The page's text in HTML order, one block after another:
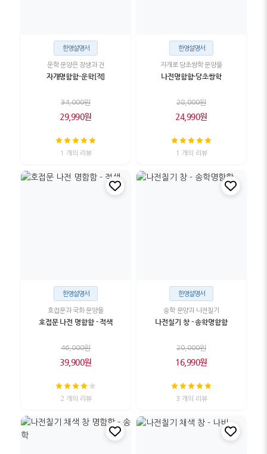
한영설명서
운학 문양은 장생과 건
자개명함함-운학[적]
34,000원
29,990원
1 개의 리뷰
한영설명서
자개로 당초쌍학 문양을
나전명함함-당초쌍학
28,000원
24,990원
1 개의 리뷰
한영설명서
호접문과 국화 문양을
호접문 나전 명함함 - 적색
46,000원
39,900원
2 개의 리뷰
한영설명서
송학 문양과 나전칠기
나전칠기 창 - 송학명함함
20,000원
16,990원
3 개의 리뷰